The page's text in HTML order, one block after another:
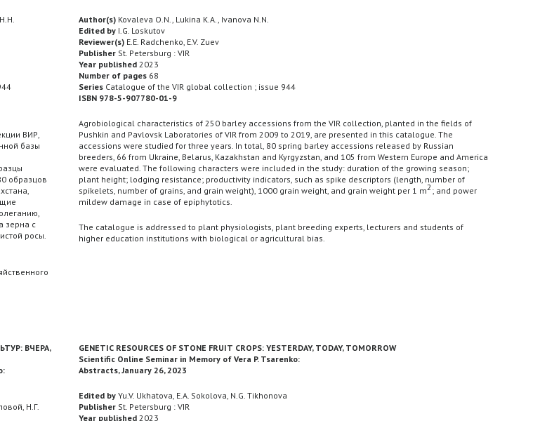
ВИР,
базы
образцов
зерна с
росы.
Author(s) Kovaleva O.N., Lukina K.A., Ivanova N.N.
Edited by I.G. Loskutov
Reviewer(s) E.E. Radchenko, E.V. Zuev
Publisher St. Petersburg : VIR
Year published 2023
Number of pages 68
Series Catalogue of the VIR global collection ; issue 944
ISBN 978-5-907780-01-9
Agrobiological characteristics of 250 barley accessions from the VIR collection, planted in the fields of
Pushkin and Pavlovsk Laboratories of VIR from 2009 to 2019, are presented in this catalogue. The
accessions were studied for three years. In total, 80 spring barley accessions released by Russian
breeders, 66 from Ukraine, Belarus, Kazakhstan and Kyrgyzstan, and 105 from Western Europe and America
were evaluated. The following characters were included in the study: duration of the growing season;
plant height; lodging resistance; productivity indicators, such as spike descriptors (length, number of
spikelets, number of grains, and grain weight), 1000 grain weight, and grain weight per 1 m2; and power
mildew damage in case of epiphytotics.
The catalogue is addressed to plant physiologists, plant breeding experts, lecturers and students of
higher education institutions with biological or agricultural bias.
ВЧЕРА,
Н.Г.
GENETIC RESOURCES OF STONE FRUIT CROPS: YESTERDAY, TODAY, TOMORROW
Scientific Online Seminar in Memory of Vera P. Tsarenko:
Abstracts, January 26, 2023
Edited by Yu.V. Ukhatova, E.A. Sokolova, N.G. Tikhonova
Publisher St. Petersburg : VIR
Year published 2023